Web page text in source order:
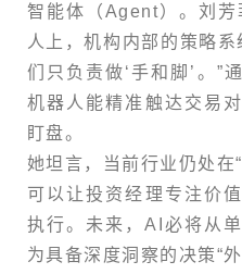
智能体（Agent）。刘芳
人上，机构内部的策略系
们只负责做‘手和脚’。”
机器人能精准触达交易
盯盘。
她坦言，当前行业仍处在
可以让投资经理专注价
执行。未来，AI必将从
为具备深度洞察的决策“